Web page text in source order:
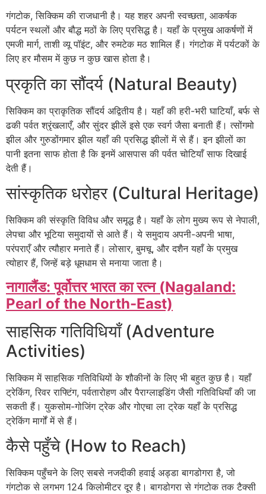
गंगटोक, सिक्किम की राजधानी है। यह शहर अपनी स्वच्छता, आकर्षक
पर्यटन स्थलों और बौद्ध मठों के लिए प्रसिद्ध है। यहाँ के प्रमुख आकर्षणों में
एमजी मार्ग, ताशी व्यू पॉइंट, और रुमटेक मठ शामिल हैं। गंगटोक में पर्यटकों के
लिए हर मौसम में कुछ न कुछ खास होता है।
प्रकृति का सौंदर्य (Natural Beauty)
सिक्किम का प्राकृतिक सौंदर्य अद्वितीय है। यहाँ की हरी-भरी घाटियाँ, बर्फ से
ढकी पर्वत श्रृंखलाएँ, और सुंदर झीलें इसे एक स्वर्ग जैसा बनाती हैं। त्सोंगमो
झील और गुरुडोंगमार झील यहाँ की प्रसिद्ध झीलों में से हैं। इन झीलों का
पानी इतना साफ होता है कि इनमें आसपास की पर्वत चोटियाँ साफ दिखाई
देती हैं।
सांस्कृतिक धरोहर (Cultural Heritage)
सिक्किम की संस्कृति विविध और समृद्ध है। यहाँ के लोग मुख्य रूप से नेपाली,
लेपचा और भूटिया समुदायों से आते हैं। ये समुदाय अपनी-अपनी भाषा,
परंपराएँ और त्यौहार मनाते हैं। लोसार, बुमचू, और दशैन यहाँ के प्रमुख
त्योहार हैं, जिन्हें बड़े धूमधाम से मनाया जाता है।
नागालैंड: पूर्वोत्तर भारत का रत्न (Nagaland:
Pearl of the North-East)
साहसिक गतिविधियाँ (Adventure
Activities)
सिक्किम में साहसिक गतिविधियों के शौकीनों के लिए भी बहुत कुछ है। यहाँ
ट्रेकिंग, रिवर राफ्टिंग, पर्वतारोहण और पैराग्लाइडिंग जैसी गतिविधियाँ की जा
सकती हैं। युकसोम-गोजिंग ट्रेक और गोएचा ला ट्रेक यहाँ के प्रसिद्ध
ट्रेकिंग मार्गों में से हैं।
कैसे पहुँचे (How to Reach)
सिक्किम पहुँचने के लिए सबसे नजदीकी हवाई अड्डा बागडोगरा है, जो
गंगटोक से लगभग 124 किलोमीटर दूर है। बागडोगरा से गंगटोक तक टैक्सी